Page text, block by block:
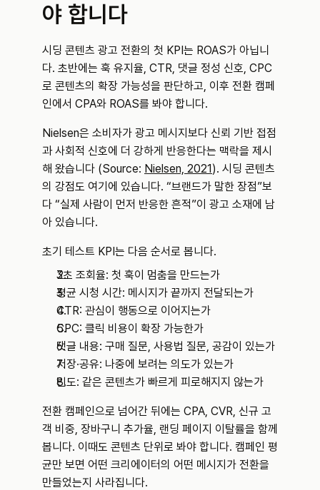
야 합니다
시딩 콘텐츠 광고 전환의 첫 KPI는 ROAS가 아닙니
다. 초반에는 훅 유지율, CTR, 댓글 정성 신호, CPC
로 콘텐츠의 확장 가능성을 판단하고, 이후 전환 캠페
인에서 CPA와 ROAS를 봐야 합니다.
Nielsen은 소비자가 광고 메시지보다 신뢰 기반 접점
과 사회적 신호에 더 강하게 반응한다는 맥락을 제시
해 왔습니다 (Source: Nielsen, 2021). 시딩 콘텐츠
의 강점도 여기에 있습니다. “브랜드가 말한 장점”보
다 “실제 사람이 먼저 반응한 흔적”이 광고 소재에 남
아 있습니다.
초기 테스트 KPI는 다음 순서로 봅니다.
3초 조회율: 첫 훅이 멈춤을 만드는가
평균 시청 시간: 메시지가 끝까지 전달되는가
CTR: 관심이 행동으로 이어지는가
CPC: 클릭 비용이 확장 가능한가
댓글 내용: 구매 질문, 사용법 질문, 공감이 있는가
저장·공유: 나중에 보려는 의도가 있는가
빈도: 같은 콘텐츠가 빠르게 피로해지지 않는가
전환 캠페인으로 넘어간 뒤에는 CPA, CVR, 신규 고
객 비중, 장바구니 추가율, 랜딩 페이지 이탈률을 함께
봅니다. 이때도 콘텐츠 단위로 봐야 합니다. 캠페인 평
균만 보면 어떤 크리에이터의 어떤 메시지가 전환을
만들었는지 사라집니다.